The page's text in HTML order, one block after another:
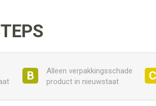
B
Alleen verpakkingsschade
product in nieuwstaat